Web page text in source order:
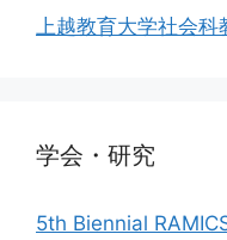
上越教育大学社会科
学会・研究
5th Biennial